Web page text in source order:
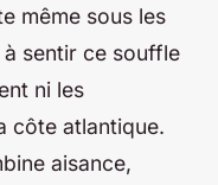
même sous les
sentir ce souffle
ni les
côte atlantique.
aisance,